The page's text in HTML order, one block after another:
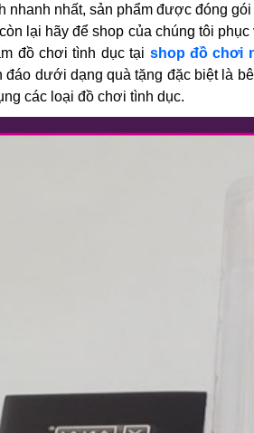
nhanh nhất, sản phẩm được đóng
lại hãy để shop của chúng tôi
đồ chơi tình dục tại shop đồ chơi
đáo dưới dạng quà tặng đặc biệt là
các loại đồ chơi tình dục.